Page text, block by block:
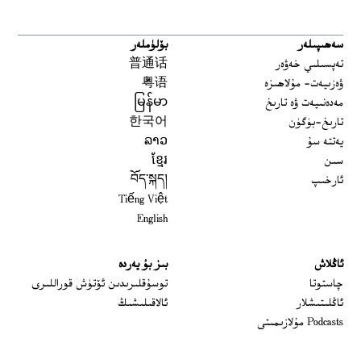
سەھىپىلەر
تەپسىلىي خەۋەر
ۋەزىيەت- مۇلاھىزە
مەدەنىيەت ۋە تارىخ
تارىخ-بۈگۈن
يەتتە سۇ
سىن
ئارخىپ
بۆلۈملەر
普通话
粤语
မြန်မာ
한국어
ລາວ
ខ្មែរ
བོད་སྐད།
Tiếng Việt
English
ئاڭلاش
چاستوتا
ئاڭلىتىشلار
Podcasts مۇلازىمىتى
بىز بۇ يەردە
توسۇقلىرىدىن ئۆتۈش قوراللىرى
ئالاقىلىشىڭ